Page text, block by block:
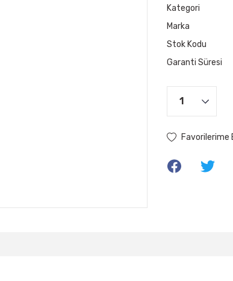
Kategori
Marka
Stok Kodu
Garanti Süresi